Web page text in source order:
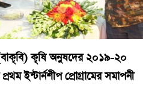
(বাকৃবি) কৃষি অনুষদের ২০১৯-২০
ইন্টার্নশীপ প্রোগ্রামের সমাপনী